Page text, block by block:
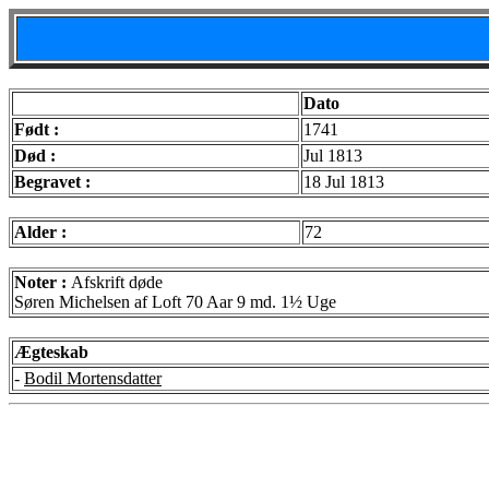
Dato
Født :
1741
Død :
Jul 1813
Begravet :
18 Jul 1813
Alder : 72
Noter : Afskrift døde
Søren Michelsen af Loft 70 Aar 9 md. 1½ Uge
Ægteskab
- Bodil Mortensdatter